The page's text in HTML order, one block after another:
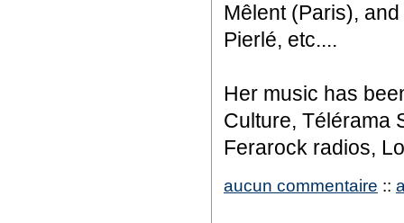
Mêlent (Paris),
Pierlé, etc....
Her music has
Culture, Télérama
Ferarock radios,
aucun commentaire ::